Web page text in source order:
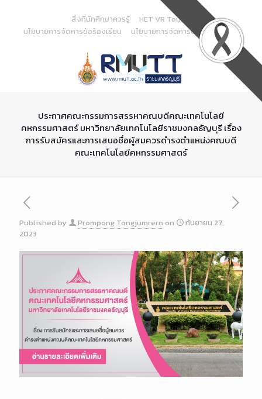
Content
สิ่งที่นักศึกษาควรรู้
HET VR Tour
นโยบายการจัดการข้อร้องเรียน
นโยบายการจัดการด้านสารสนเทศ
ประกาศคณะกรรมการสรรหาคณบดีคณะเทคโนโลยี
คหกรรมศาสตร์ มหาวิทยาลัยเทคโนโลยีราชมงคลธัญบุรี เรื่อง
การรับสมัครและการเสนอชื่อผู้สมควรดำรงตำแหน่งคณบดี
คณะเทคโนโลยีคหกรรมศาสตร์
Published by Prompong Tongjumrern on
กันยายน 27,
2023